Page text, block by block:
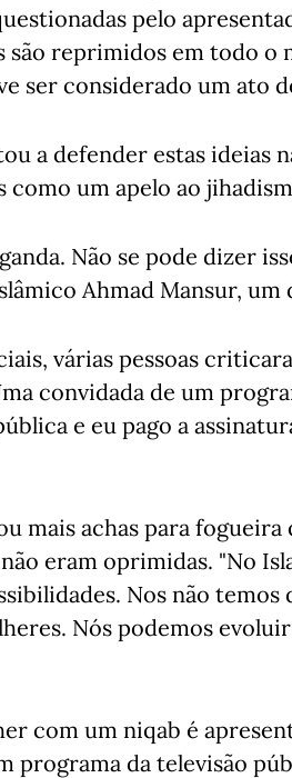
pelo
são reprimidos em todo o
ser considerado um ato
a defender estas ideias
como um apelo ao
Não se pode dizer
Ahmad Mansur,
várias pessoas
convidada de um
e eu pago a
mais achas para fogueira
eram oprimidas. "No
Nos não
Nós podemos
com um niqab é
programa da televisão